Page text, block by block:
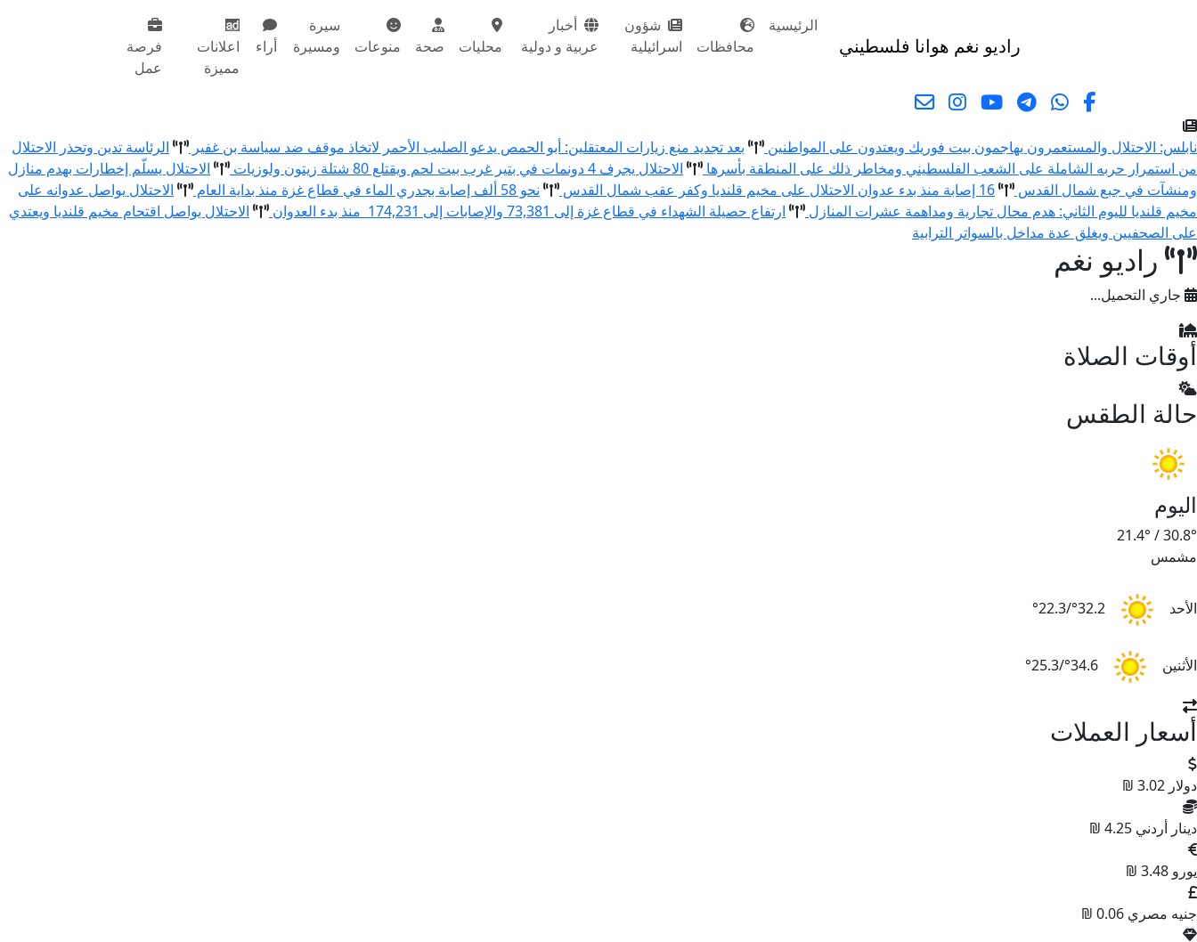
راديو نغم هوانا فلسطيني
الرئيسية
محافظات
شؤون
اسرائيلية
أخبار
عربية و دولية
محليات صحة منوعات
سيرة
ومسيرة
أراء
اعلانات
مميزة
فرصة
عمل
نابلس: الاحتلال والمستعمرون يهاجمون بيت فوريك ويعتدون على المواطنين بعد تجديد منع زيارات المعتقلين: أبو الحمص يدعو الصليب الأحمر لاتخاذ موقف ضد سياسة بن غفير
الرئاسة تدين وتحذر الاحتلال
من استمرار حربه الشاملة على الشعب الفلسطيني ومخاطر ذلك على المنطقة بأسرها
الاحتلال يجرف 4 دونمات في بتير غرب بيت لحم ويقتلع 80 شتلة زيتون ولوزيات
الاحتلال يسلّم إخطارات بهدم منازل
ومنشآت في جبع شمال القدس
16 إصابة منذ بدء عدوان الاحتلال على مخيم قلنديا وكفر عقب شمال القدس نحو 58 ألف إصابة بجدري الماء في قطاع غزة منذ بداية العام
الاحتلال يواصل عدوانه على
مخيم قلنديا لليوم الثاني: هدم محال تجارية ومداهمة عشرات المنازل
ارتفاع حصيلة الشهداء في قطاع غزة إلى 73,381 والإصابات إلى 174,231 منذ بدء العدوان
الاحتلال يواصل اقتحام مخيم قلنديا ويعتدي
على الصحفيين ويغلق عدة مداخل بالسواتر الترابية
راديو نغم
جاري التحميل...
أوقات الصلاة
حالة الطقس
اليوم
30.8°
/
21.4°
مشمس
الأحد 32.2°/22.3°
الأثنين 34.6°/25.3°
أسعار العملات
دولار 3.02 ₪
دينار أردني 4.25 ₪
يورو 3.48 ₪
جنيه مصري 0.06 ₪